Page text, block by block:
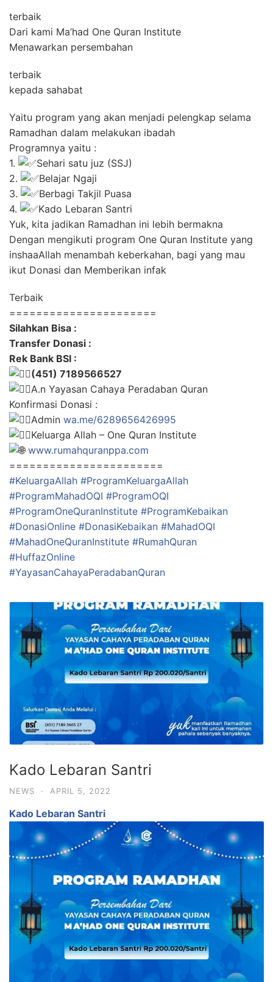
terbaik
Dari kami Ma’had One Quran Institute
Menawarkan persembahan
terbaik
kepada sahabat
Yaitu program yang akan menjadi pelengkap selama
Ramadhan dalam melakukan ibadah
Programnya yaitu :
1.
Sehari satu juz (SSJ)
2.
Belajar Ngaji
3.
Berbagi Takjil Puasa
4.
Kado Lebaran Santri
Yuk, kita jadikan Ramadhan ini lebih bermakna
Dengan mengikuti program One Quran Institute yang
inshaaAllah menambah keberkahan, bagi yang mau
ikut Donasi dan Memberikan infak
Terbaik
======================
Silahkan Bisa :
Transfer Donasi :
Rek Bank BSI :
(451) 7189566527
A.n Yayasan Cahaya Peradaban Quran
Konfirmasi Donasi :
Admin wa.me/6289656426995
Keluarga Allah – One Quran Institute
www.rumahquranppa.com
=======================
#KeluargaAllah #ProgramKeluargaAllah
#ProgramMahadOQI #ProgramOQI
#ProgramOneQuranInstitute #ProgramKebaikan
#DonasiOnline #DonasiKebaikan #MahadOQI
#MahadOneQuranInstitute #RumahQuran
#HuffazOnline
#YayasanCahayaPeradabanQuran
Kado Lebaran Santri
NEWS · APRIL 5, 2022
Kado Lebaran Santri